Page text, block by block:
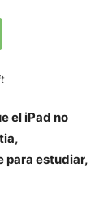
el iPad no
para estudiar,